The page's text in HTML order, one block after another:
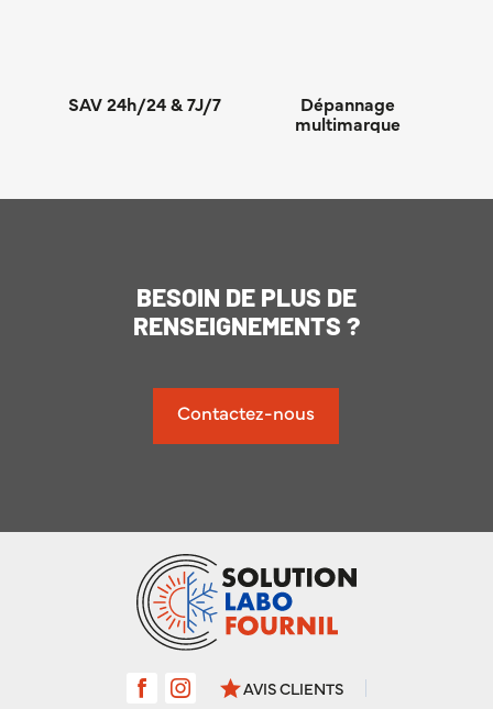
SAV 24h/24 & 7J/7
Dépannage
multimarque
BESOIN DE PLUS DE
RENSEIGNEMENTS ?
Contactez-nous
starAVIS CLIENTS